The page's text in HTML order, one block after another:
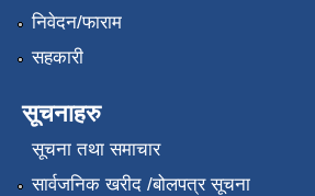
निवेदन/फाराम
सहकारी
सूचनाहरु
सूचना तथा समाचार
सार्वजनिक खरीद /बोलपत्र सूचना